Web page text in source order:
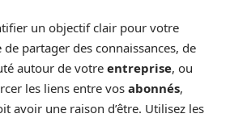
un objectif clair pour votre
de partager des connaissances, de
autour de votre entreprise, ou
les liens entre vos abonnés,
avoir une raison d’être. Utilisez les